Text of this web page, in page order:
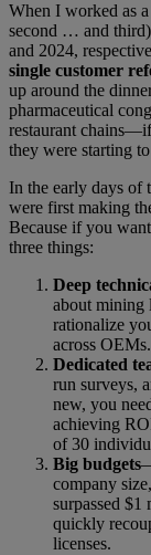
When I worked as
second … and
and 2024,
single customer
up around the
pharmaceutical
restaurant
they were starting
In the early days of
were first making
Because if you
three things:
Deep
about mining
rationalize
across OEMs.
Dedicated
run surveys,
new, you
achieving
of 30
Big budgets
company
surpassed
quickly
licenses.